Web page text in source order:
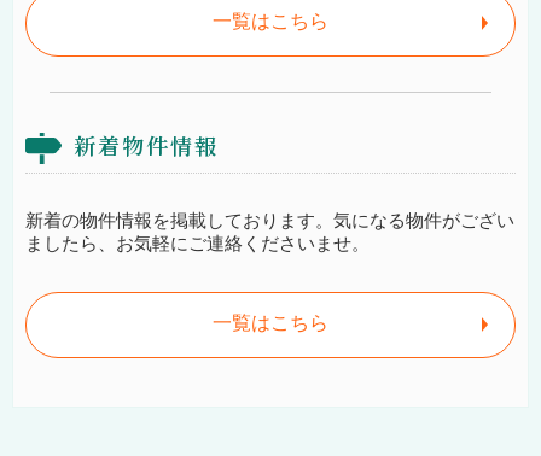
一覧はこちら
新着物件情報
新着の物件情報を掲載しております。気になる物件がござい
ましたら、お気軽にご連絡くださいませ。
一覧はこちら